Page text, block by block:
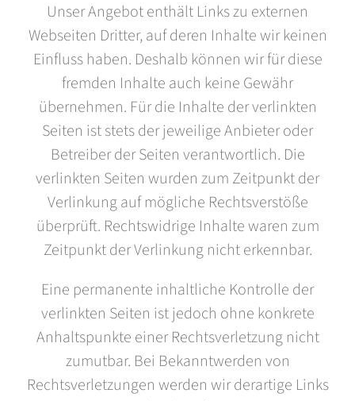
Unser Angebot enthält Links zu externen
Webseiten Dritter, auf deren Inhalte wir keinen
Einfluss haben. Deshalb können wir für diese
fremden Inhalte auch keine Gewähr
übernehmen. Für die Inhalte der verlinkten
Seiten ist stets der jeweilige Anbieter oder
Betreiber der Seiten verantwortlich. Die
verlinkten Seiten wurden zum Zeitpunkt der
Verlinkung auf mögliche Rechtsverstöße
überprüft. Rechtswidrige Inhalte waren zum
Zeitpunkt der Verlinkung nicht erkennbar.
Eine permanente inhaltliche Kontrolle der
verlinkten Seiten ist jedoch ohne konkrete
Anhaltspunkte einer Rechtsverletzung nicht
zumutbar. Bei Bekanntwerden von
Rechtsverletzungen werden wir derartige Links